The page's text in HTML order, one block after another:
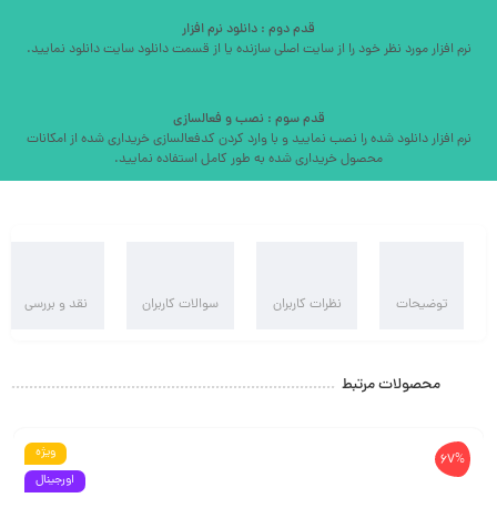
قدم دوم : دانلود نرم افزار
نرم افزار مورد نظر خود را از سایت اصلی سازنده یا از قسمت دانلود سایت دانلود نمایید.
قدم سوم : نصب و فعالسازی
نرم افزار دانلود شده را نصب نمایید و با وارد کردن کدفعالسازی خریداری شده از امکانات
محصول خریداری شده به طور کامل استفاده نمایید.
توضیحات نظرات کاربران سوالات کاربران نقد و بررسی
محصولات مرتبط
ویژه
اورجینال
67%